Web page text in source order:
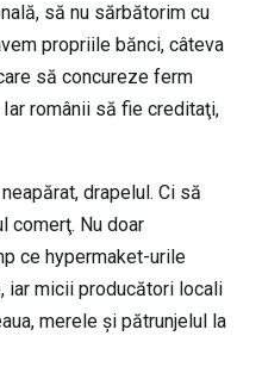
să nu sărbătorim cu
propriile bănci, câteva
să concureze ferm
românii să fie creditaţi,
drapelul. Ci să
comerţ. Nu doar
ce hypermaket-urile
iar micii producători locali
merele şi pătrunjelul la